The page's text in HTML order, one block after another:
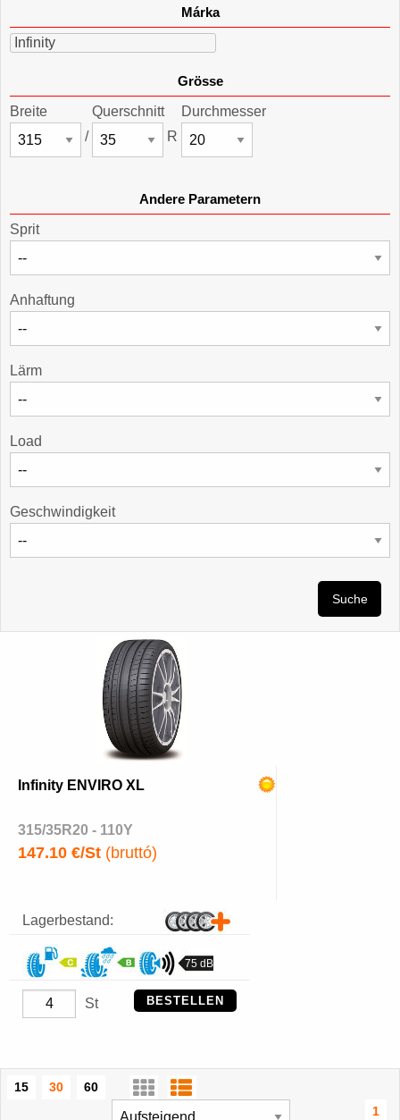
Márka
Infinity
Grösse
Breite
/
Querschnitt
R
Durchmesser
Andere Parametern
Sprit
Anhaftung
Lärm
Load
Geschwindigkeit
Suche
Infinity ENVIRO XL
315/35R20 - 110Y
147.10 €/St (bruttó)
Lagerbestand:
75 dB
St BESTELLEN
15 30
60
1